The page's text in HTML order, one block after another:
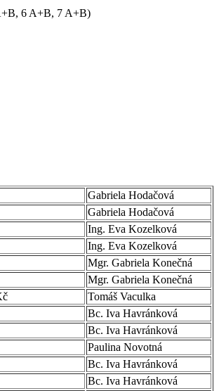
6 A+B, 7 A+B)
Gabriela Hodačová
Gabriela Hodačová
Ing. Eva Kozelková
Ing. Eva Kozelková
Mgr. Gabriela Konečná
Mgr. Gabriela Konečná
Tomáš Vaculka
Bc. Iva Havránková
Bc. Iva Havránková
Paulina Novotná
Bc. Iva Havránková
Bc. Iva Havránková